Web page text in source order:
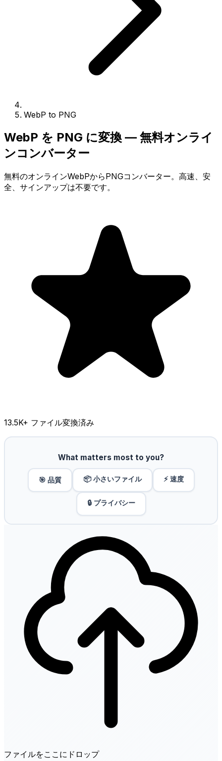
WebP to PNG
WebP を PNG に変換 — 無料オンライ
ンコンバーター
無料のオンラインWebPからPNGコンバーター。高速、安
全、サインアップは不要です。
13.5K+ ファイル変換済み
What matters most to you?
🎯 品質 📦 小さいファイル ⚡ 速度
🔒 プライバシー
ファイルをここにドロップ